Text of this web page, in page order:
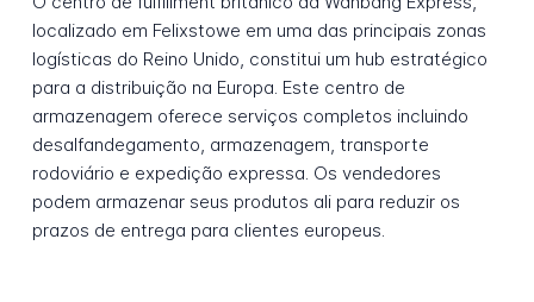
localizado em Felixstowe em uma das principais zonas
logísticas do Reino Unido, constitui um hub estratégico
para a distribuição na Europa. Este centro de
armazenagem oferece serviços completos incluindo
desalfandegamento, armazenagem, transporte
rodoviário e expedição expressa. Os vendedores
podem armazenar seus produtos ali para reduzir os
prazos de entrega para clientes europeus.